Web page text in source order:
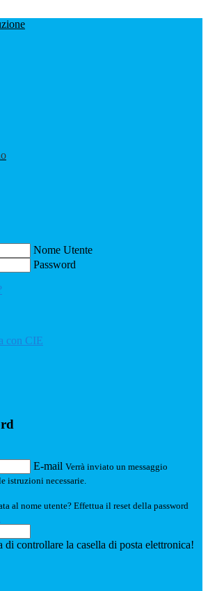
Nome Utente
Password
con CIE
E-mail Verrà inviato un messaggio
istruzioni necessarie.
al nome utente? Effettua il reset della password
di controllare la casella di posta elettronica!